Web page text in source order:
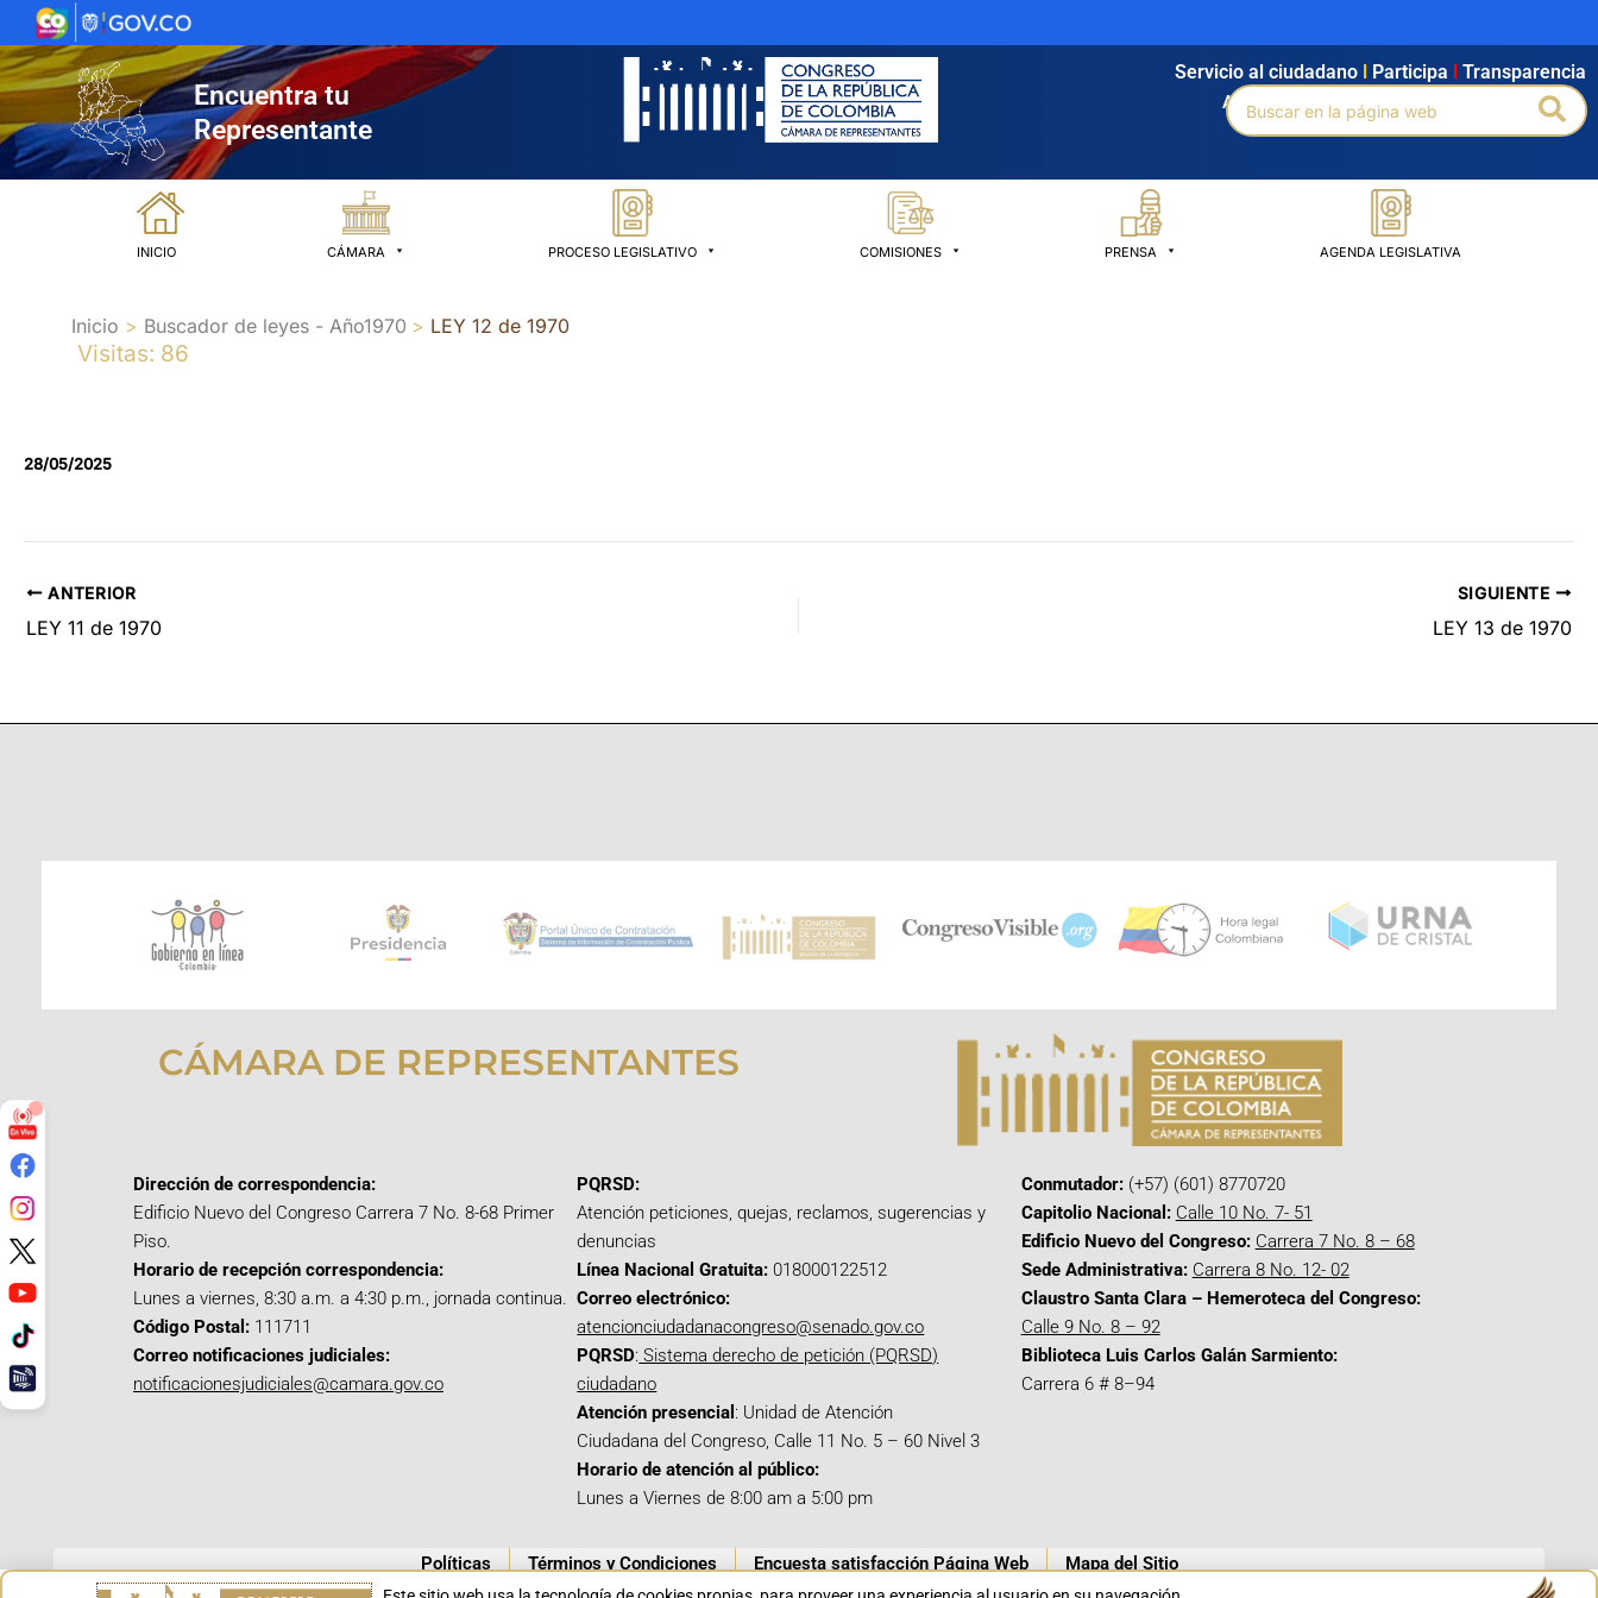
al
contenido
Encuentra tu
Representante
Agendamiento Intranet Búsqueda avanzada
Servicio al ciudadano Participa Transparencia
Buscar
por:
INICIO CÁMARA PROCESO LEGISLATIVO COMISIONES PRENSA AGENDA LEGISLATIVA
Inicio Buscador de leyes - Año1970 LEY 12 de 1970
Visitas: 86
28/05/2025
ANTERIOR
LEY 11 de 1970
SIGUIENTE
LEY 13 de 1970
CÁMARA DE REPRESENTANTES
Dirección de correspondencia:
Edificio Nuevo del Congreso Carrera 7 No. 8-68 Primer
Piso.
Horario de recepción correspondencia:
Lunes a viernes, 8:30 a.m. a 4:30 p.m., jornada continua.
Código Postal: 111711
Correo notificaciones judiciales:
notificacionesjudiciales@camara.gov.co
PQRSD:
Atención peticiones, quejas, reclamos, sugerencias y
denuncias
Línea Nacional Gratuita: 018000122512
Correo electrónico:
atencionciudadanacongreso@senado.gov.co
PQRSD: Sistema derecho de petición (PQRSD)
ciudadano
Atención presencial : Unidad de Atención
Ciudadana del Congreso, Calle 11 No. 5 – 60 Nivel 3
Horario de atención al público:
Lunes a Viernes de 8:00 am a 5:00 pm
Conmutador:(+57) (601) 8770720
Capitolio Nacional: Calle 10 No. 7- 51
Edificio Nuevo del Congreso: Carrera 7 No. 8 – 68
Sede Administrativa: Carrera 8 No. 12- 02
Claustro Santa Clara – Hemeroteca del Congreso:
Calle 9 No. 8 – 92
Biblioteca Luis Carlos Galán Sarmiento:
Carrera 6 # 8–94
Políticas Términos y Condiciones Encuesta satisfacción Página Web Mapa del Sitio